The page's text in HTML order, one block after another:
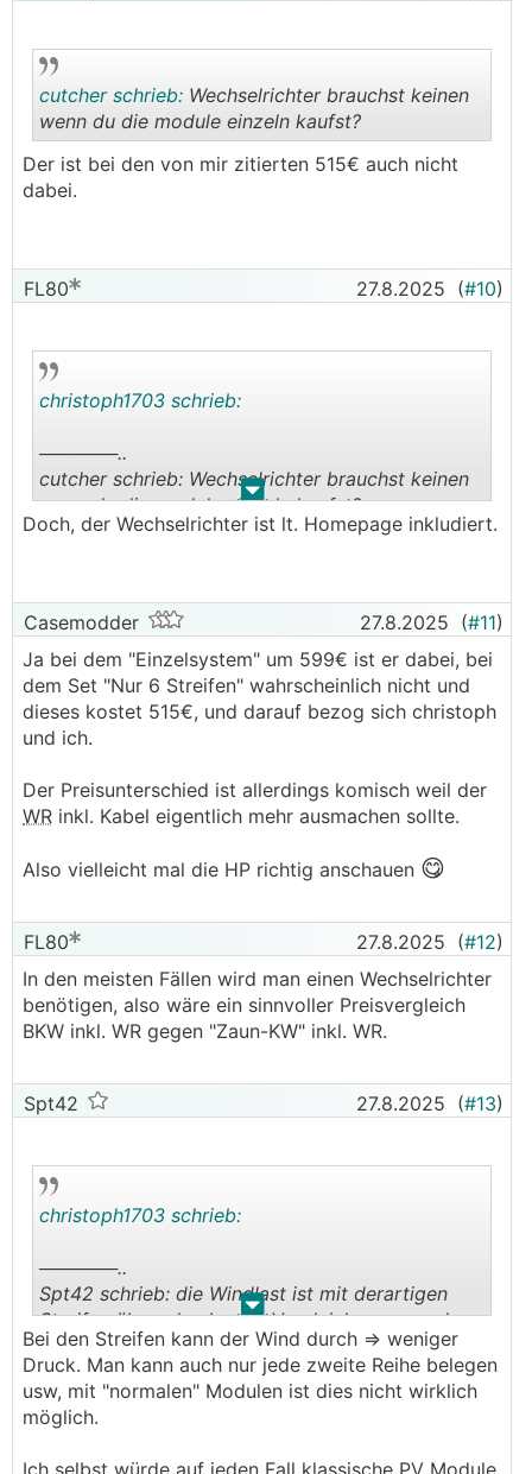
cutcher schrieb: Wechselrichter brauchst keinen
wenn du die module einzeln kaufst?
Der ist bei den von mir zitierten 515€ auch nicht
dabei.
FL80 27.8.2025 (#10)
. .
christoph1703 schrieb:
──────..
cutcher schrieb: Wechselrichter brauchst keinen
wenn du die module einzeln kaufst?
───────────────
dabei.
Doch, der Wechselrichter ist lt. Homepage inkludiert.
Casemodder 27.8.2025 (#11)
Ja bei dem "Einzelsystem" um 599€ ist er dabei, bei
dem Set "Nur 6 Streifen" wahrscheinlich nicht und
dieses kostet 515€, und darauf bezog sich christoph
und ich.
Der Preisunterschied ist allerdings komisch weil der
WR inkl. Kabel eigentlich mehr ausmachen sollte.
Also vielleicht mal die HP richtig anschauen 😋
FL80 27.8.2025 (#12)
In den meisten Fällen wird man einen Wechselrichter
benötigen, also wäre ein sinnvoller Preisvergleich
BKW inkl. WR gegen "Zaun-KW" inkl. WR.
Spt42 27.8.2025 (#13)
. .
christoph1703 schrieb:
──────..
Spt42 schrieb: die Windlast ist mit derartigen
Streifen überschaubar im Vergleich zu normalen
Modulen
───────────────
Die Windlast hängt doch nur von der Fläche ab
Bei den Streifen kann der Wind durch => weniger
Druck. Man kann auch nur jede zweite Reihe belegen
usw, mit "normalen" Modulen ist dies nicht wirklich
möglich.
Ich selbst würde auf jeden Fall klassische PV Module